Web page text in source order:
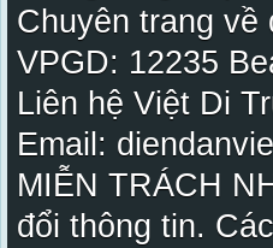
Chuyên trang về
VPGD: 12235
Liên hệ Việt Di
Email:
MIỄN TRÁCH
đổi thông tin.